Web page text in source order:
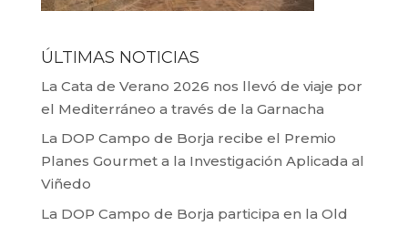
ÚLTIMAS NOTICIAS
La Cata de Verano 2026 nos llevó de viaje por
el Mediterráneo a través de la Garnacha
La DOP Campo de Borja recibe el Premio
Planes Gourmet a la Investigación Aplicada al
Viñedo
La DOP Campo de Borja participa en la Old